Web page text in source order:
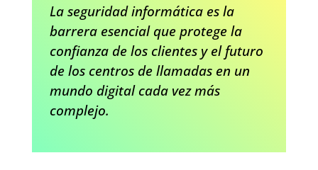
La seguridad informática es la
barrera esencial que protege la
confianza de los clientes y el futuro
de los centros de llamadas en un
mundo digital cada vez más
complejo.